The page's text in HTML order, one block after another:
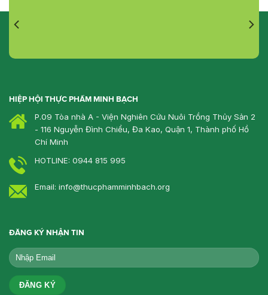
HIỆP HỘI THỰC PHẨM MINH BẠCH
P.09 Tòa nhà A - Viện Nghiên Cứu Nuôi Trồng Thủy Sản 2
- 116 Nguyễn Đình Chiểu, Đa Kao, Quận 1, Thành phố Hồ
Chí Minh
HOTLINE: 0944 815 995
Email: info@thucphamminhbach.org
ĐĂNG KÝ NHẬN TIN